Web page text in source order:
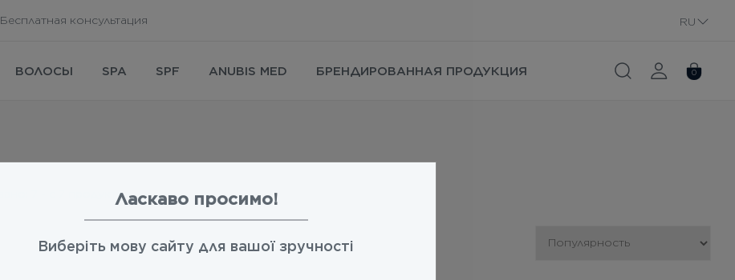
Бесплатная консультация
RU
ВОЛОСЫ SPA SPF ANUBIS MED БРЕНДИРОВАННАЯ ПРОДУКЦИЯ 0
продуктовЛаскаво просимо!
Виберіть мову сайту для вашої зручності